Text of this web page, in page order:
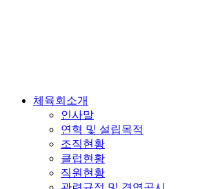
체육회소개
인사말
연혁 및 설립목적
조직현황
클럽현황
직원현황